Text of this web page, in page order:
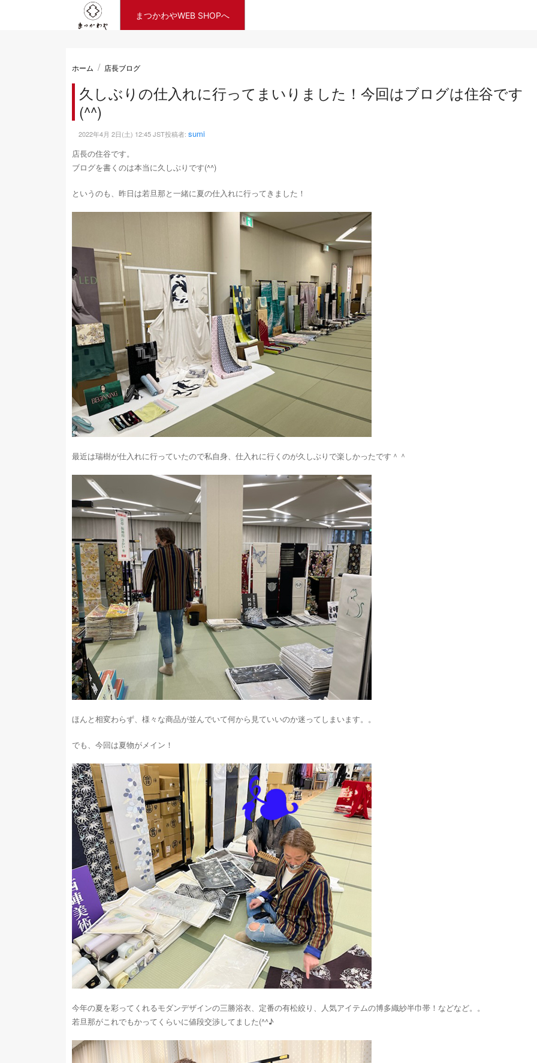
まつかわやWEB SHOPへ
ホーム 店長ブログ
久しぶりの仕入れに行ってまいりました！今回はブログは住谷です
(^^)
2022年4月 2日(土) 12:45 JST投稿者: sumi
店長の住谷です。
ブログを書くのは本当に久しぶりです(^^)
というのも、昨日は若旦那と一緒に夏の仕入れに行ってきました！
最近は瑞樹が仕入れに行っていたので私自身、仕入れに行くのが久しぶりで楽しかったです＾＾
ほんと相変わらず、様々な商品が並んでいて何から見ていいのか迷ってしまいます。。
でも、今回は夏物がメイン！
今年の夏を彩ってくれるモダンデザインの三勝浴衣、定番の有松絞り、人気アイテムの博多織紗半巾帯！などなど。。
若旦那がこれでもかってくらいに値段交渉してました(^^♪